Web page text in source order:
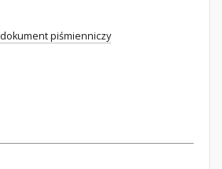
dokument piśmienniczy